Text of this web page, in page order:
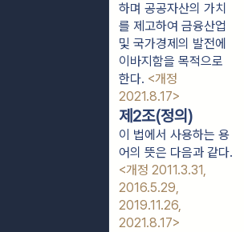
하며 공공자산의 가치
를 제고하여 금융산업
및 국가경제의 발전에
이바지함을 목적으로
한다. <개정
2021.8.17>
제2조(정의)
이 법에서 사용하는 용
어의 뜻은 다음과 같다.
<개정 2011.3.31,
2016.5.29,
2019.11.26,
2021.8.17>